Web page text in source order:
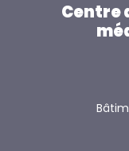
Centre